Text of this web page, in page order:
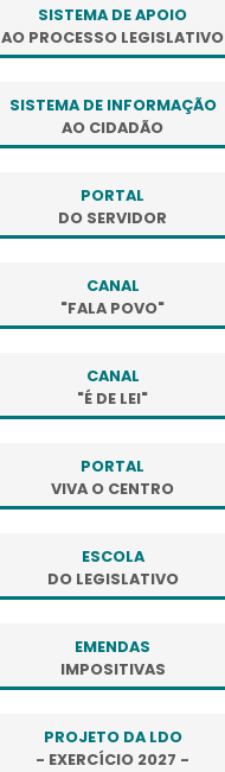
SISTEMA DE APOIO
AO PROCESSO LEGISLATIVO
SISTEMA DE INFORMAÇÃO
AO CIDADÃO
PORTAL
DO SERVIDOR
CANAL
"FALA POVO"
CANAL
"É DE LEI"
PORTAL
VIVA O CENTRO
ESCOLA
DO LEGISLATIVO
EMENDAS
IMPOSITIVAS
PROJETO DA LDO
- EXERCÍCIO 2027 -